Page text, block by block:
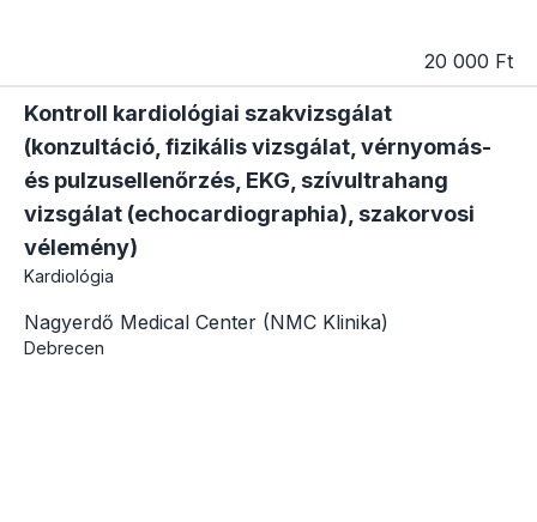
20 000 Ft
Kontroll kardiológiai szakvizsgálat
(konzultáció, fizikális vizsgálat, vérnyomás-
és pulzusellenőrzés, EKG, szívultrahang
vizsgálat (echocardiographia), szakorvosi
vélemény)
Kardiológia
Nagyerdő Medical Center (NMC Klinika)
Debrecen